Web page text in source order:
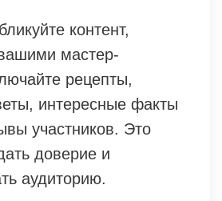
контент,
мастер-
рецепты,
интересные факты
участников. Это
доверие и
аудиторию.